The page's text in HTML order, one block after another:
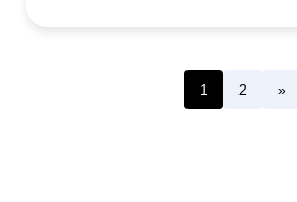
1 2 »